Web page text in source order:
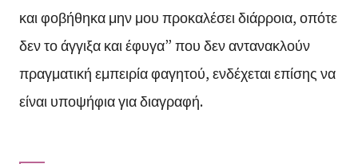
και φοβήθηκα μην μου προκαλέσει διάρροια, οπότε
δεν το άγγιξα και έφυγα” που δεν αντανακλούν
πραγματική εμπειρία φαγητού, ενδέχεται επίσης να
είναι υποψήφια για διαγραφή.